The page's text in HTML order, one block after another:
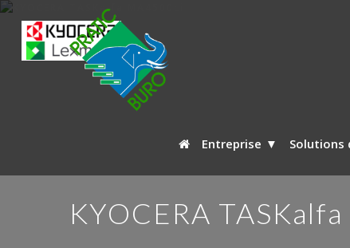
Entreprise Solutions
KYOCERA